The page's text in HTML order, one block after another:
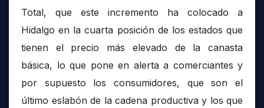
Total, que este incremento ha colocado a
Hidalgo en la cuarta posición de los estados que
tienen el precio más elevado de la canasta
básica, lo que pone en alerta a comerciantes y
por supuesto los consumidores, que son el
último eslabón de la cadena productiva y los que